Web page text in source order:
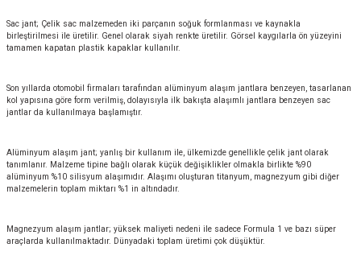
Sac jant; Çelik sac malzemeden iki parçanın soğuk formlanması ve kaynakla
birleştirilmesi ile üretilir. Genel olarak siyah renkte üretilir. Görsel kaygılarla ön yüzeyini
tamamen kapatan plastik kapaklar kullanılır.
Son yıllarda otomobil firmaları tarafından alüminyum alaşım jantlara benzeyen, tasarlanan
kol yapısına göre form verilmiş, dolayısıyla ilk bakışta alaşımlı jantlara benzeyen sac
jantlar da kullanılmaya başlamıştır.
Alüminyum alaşım jant; yanlış bir kullanım ile, ülkemizde genellikle çelik jant olarak
tanımlanır. Malzeme tipine bağlı olarak küçük değişiklikler olmakla birlikte %90
alüminyum %10 silisyum alaşımıdır. Alaşımı oluşturan titanyum, magnezyum gibi diğer
malzemelerin toplam miktarı %1 in altındadır.
Magnezyum alaşım jantlar; yüksek maliyeti nedeni ile sadece Formula 1 ve bazı süper
araçlarda kullanılmaktadır. Dünyadaki toplam üretimi çok düşüktür.